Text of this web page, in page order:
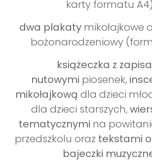
karty formatu
dwa plakatymikołajkowe
bożonarodzeniowy
książeczka z
nutowymi piosenek,
mikołajkową dla dzieci
dla dzieci starszych,
tematycznymi na
przedszkolu oraz tekstami
bajeczki